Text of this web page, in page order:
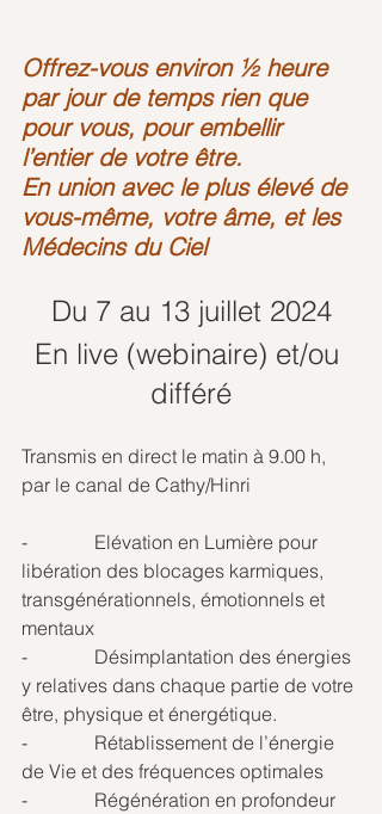
Offrez-vous environ ½ heure
par jour de temps rien que
pour vous, pour embellir
l’entier de votre être.
En union avec le plus élevé de
vous-même, votre âme, et les
Médecins du Ciel
Du 7 au 13 juillet 2024
En live (webinaire) et/ou
différé
Transmis en direct le matin à 9.00 h,
par le canal de Cathy/Hinri
-              Elévation en Lumière pour
libération des blocages karmiques,
transgénérationnels, émotionnels et
mentaux
-              Désimplantation des énergies
y relatives dans chaque partie de votre
être, physique et énergétique.
-              Rétablissement de l’énergie
de Vie et des fréquences optimales
-              Régénération en profondeur